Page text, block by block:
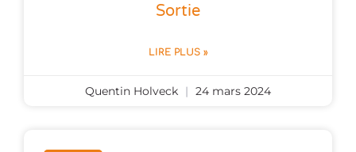
Sortie
LIRE PLUS »
Quentin Holveck 24 mars 2024